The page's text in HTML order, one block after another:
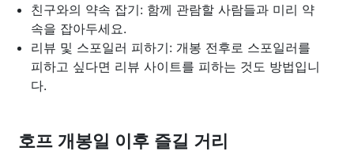
친구와의 약속 잡기: 함께 관람할 사람들과 미리 약
속을 잡아두세요.
리뷰 및 스포일러 피하기: 개봉 전후로 스포일러를
피하고 싶다면 리뷰 사이트를 피하는 것도 방법입니
다.
호프 개봉일 이후 즐길 거리